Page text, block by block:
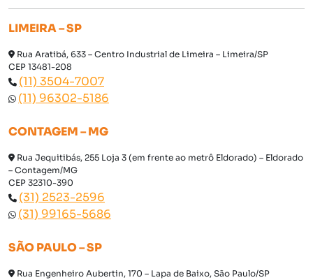
LIMEIRA – SP
Rua Aratibá, 633 – Centro Industrial de Limeira – Limeira/SP
CEP 13481-208
(11) 3504-7007
(11) 96302-5186
CONTAGEM – MG
Rua Jequitibás, 255 Loja 3 (em frente ao metrô Eldorado) – Eldorado
– Contagem/MG
CEP 32310-390
(31) 2523-2596
(31) 99165-5686
SÃO PAULO – SP
Rua Engenheiro Aubertin, 170 – Lapa de Baixo, São Paulo/SP